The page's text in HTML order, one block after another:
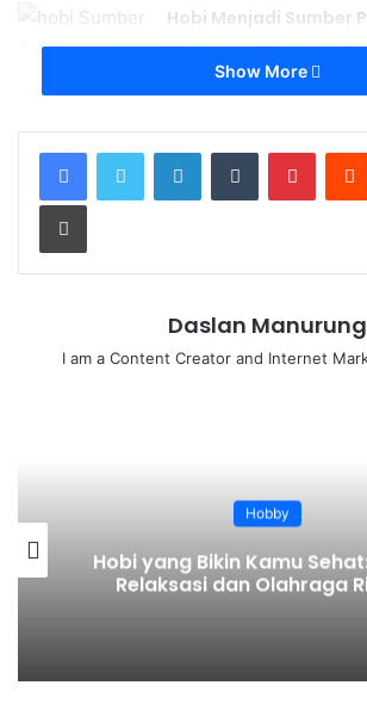
Hobi Menjadi Sumber
Mengubah Passion
April 12, 2026
Hobi Kunci Hidup
Sering Diremehkan
March 22, 2026
Table of Contents
Manfaat Fisik dan Mental
ATV dalam Dunia Wisata
Apa Itu Motor ATV?
Show More
Daslan Manurung
I am a Content Creator and Internet
Hobby
Hobi yang Bikin Kamu
Relaksasi dan Olahraga